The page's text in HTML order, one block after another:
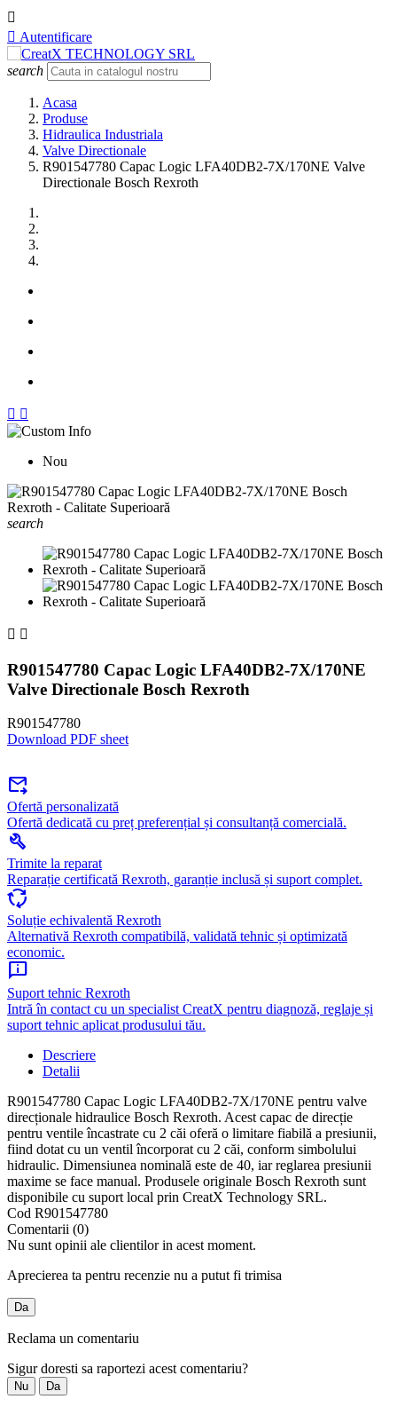

 Autentificare
search
Acasa
Produse
Hidraulica Industriala
Valve Directionale
R901547780 Capac Logic LFA40DB2-7X/170NE Valve
Directionale Bosch Rexroth
 
Nou
search
 
R901547780 Capac Logic LFA40DB2-7X/170NE
Valve Directionale Bosch Rexroth
R901547780
Download PDF sheet
forward_to_inbox
Ofertă personalizată
Ofertă dedicată cu preț preferențial și consultanță comercială.
build
Trimite la reparat
Reparație certificată Rexroth, garanție inclusă și suport complet.
cycle
Soluție echivalentă Rexroth
Alternativă Rexroth compatibilă, validată tehnic și optimizată
economic.
chat_info
Suport tehnic Rexroth
Intră în contact cu un specialist CreatX pentru diagnoză, reglaje și
suport tehnic aplicat produsului tău.
Descriere
Detalii
R901547780 Capac Logic LFA40DB2-7X/170NE pentru valve
direcționale hidraulice Bosch Rexroth. Acest capac de direcție
pentru ventile încastrate cu 2 căi oferă o limitare fiabilă a presiunii,
fiind dotat cu un ventil încorporat cu 2 căi, conform simbolului
hidraulic. Dimensiunea nominală este de 40, iar reglarea presiunii
maxime se face manual. Produsele originale Bosch Rexroth sunt
disponibile cu suport local prin CreatX Technology SRL.
Cod R901547780
Comentarii (0)
Nu sunt opinii ale clientilor in acest moment.
Aprecierea ta pentru recenzie nu a putut fi trimisa
Da
Reclama un comentariu
Sigur doresti sa raportezi acest comentariu?
Nu Da